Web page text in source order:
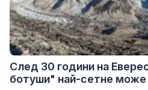
След 30 години на
ботуши" най-сетне може